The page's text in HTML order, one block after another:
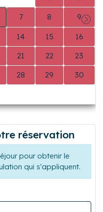
0 1 2
7 8 9
14 15 16
21 22 23
28 29 30
0 0 0
réservation
pour obtenir le
qui s'appliquent.